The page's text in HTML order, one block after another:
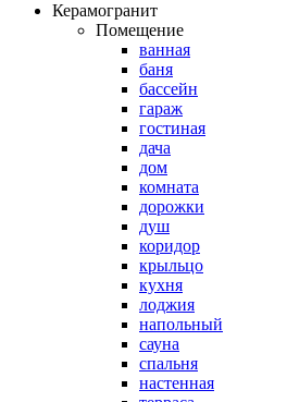
Керамогранит
Помещение
ванная
баня
бассейн
гараж
гостиная
дача
дом
комната
дорожки
душ
коридор
крыльцо
кухня
лоджия
напольный
сауна
спальня
настенная